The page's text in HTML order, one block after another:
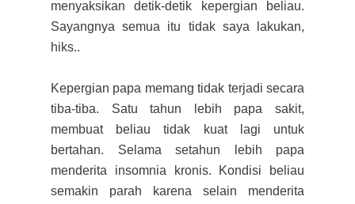
menyaksikan detik-detik kepergian beliau.
Sayangnya semua itu tidak saya lakukan,
hiks..
Kepergian papa memang tidak terjadi secara
tiba-tiba. Satu tahun lebih papa sakit,
membuat beliau tidak kuat lagi untuk
bertahan. Selama setahun lebih papa
menderita insomnia kronis. Kondisi beliau
semakin parah karena selain menderita